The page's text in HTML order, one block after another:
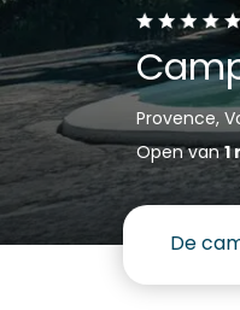
Provence,
Open van1
De